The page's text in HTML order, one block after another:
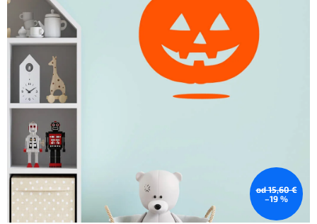
od 15,60 €
–19 %